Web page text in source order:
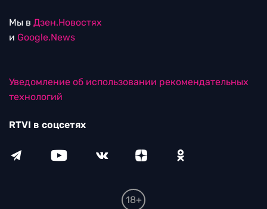
Мы в Дзен.Новостях
и Google.News
Уведомление об использовании рекомендательных
технологий
RTVI в соцсетях
18+